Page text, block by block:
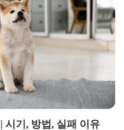
시기, 방법, 실패 이유